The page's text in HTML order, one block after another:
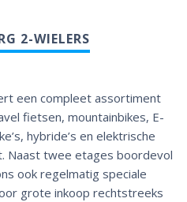
2-WIELERS
een compleet assortiment
fietsen, mountainbikes, E-
hybride’s en elektrische
Naast twee etages boordevol
ook regelmatig speciale
grote inkoop rechtstreeks